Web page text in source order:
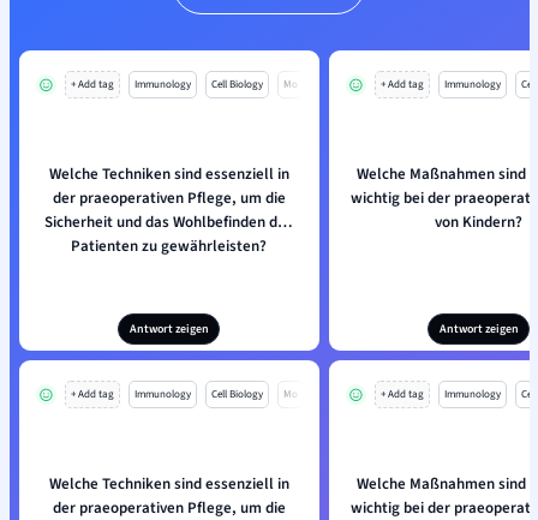
+ Add tag Immunology Cell Biology Mo
Welche Techniken sind essenziell in
der praeoperativen Pflege, um die
Sicherheit und das Wohlbefinden des
Patienten zu gewährleisten?
Antwort zeigen
+ Add tag Immunology
Welche Maßnahmen sind
wichtig bei der
von Kindern?
Antwort zeigen
+ Add tag Immunology Cell Biology Mo
Welche Techniken sind essenziell in
der praeoperativen Pflege, um die
+ Add tag Immunology
Welche Maßnahmen sind
wichtig bei der